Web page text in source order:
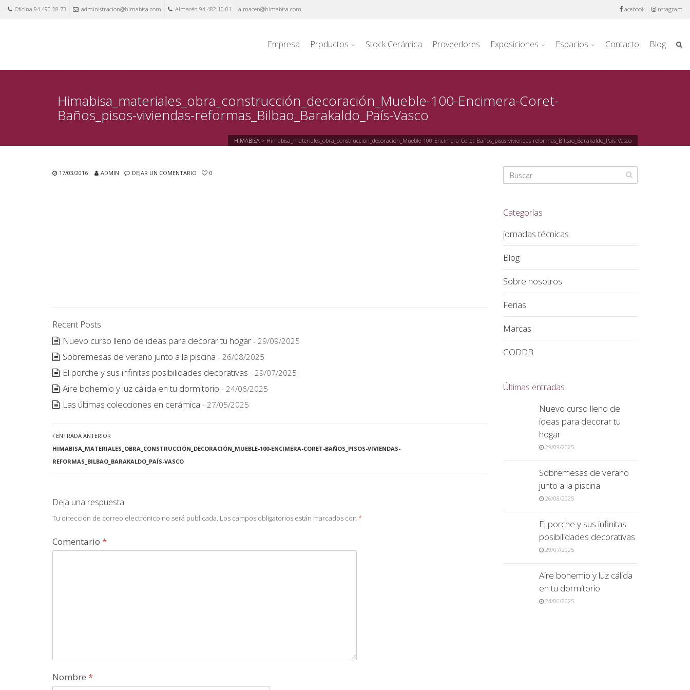
Oficina 94 490 28 73 administracion@himabisa.com Almacén 94 482 10 01 almacen@himabisa.com acebook Instagram
Empresa Productos Stock Cerámica Proveedores Exposiciones Espacios Contacto Blog
Himabisa_materiales_obra_construcción_decoración_Mueble-100-Encimera-Coret-
Baños_pisos-viviendas-reformas_Bilbao_Barakaldo_País-Vasco
HIMABISA > Himabisa_materiales_obra_construcción_decoración_Mueble-100-Encimera-Coret-Baños_pisos-viviendas-reformas_Bilbao_Barakaldo_País-Vasco
17/03/2016 ADMIN DEJAR UN COMENTARIO 0
Recent Posts
Nuevo curso lleno de ideas para decorar tu hogar - 29/09/2025
Sobremesas de verano junto a la piscina - 26/08/2025
El porche y sus infinitas posibilidades decorativas - 29/07/2025
Aire bohemio y luz cálida en tu dormitorio - 24/06/2025
Las últimas colecciones en cerámica - 27/05/2025
ENTRADA ANTERIOR
HIMABISA_MATERIALES_OBRA_CONSTRUCCIÓN_DECORACIÓN_MUEBLE-100-ENCIMERA-CORET-BAÑOS_PISOS-VIVIENDAS-
REFORMAS_BILBAO_BARAKALDO_PAÍS-VASCO
Deja una respuesta
Tu dirección de correo electrónico no será publicada. Los campos obligatorios están marcados con *
Comentario *
Nombre *
Categorías
jornadas técnicas
Blog
Sobre nosotros
Ferias
Marcas
CODDB
Últimas entradas
Nuevo curso lleno de
ideas para decorar tu
hogar
29/09/2025
Sobremesas de verano
junto a la piscina
26/08/2025
El porche y sus infinitas
posibilidades decorativas
29/07/2025
Aire bohemio y luz cálida
en tu dormitorio
24/06/2025